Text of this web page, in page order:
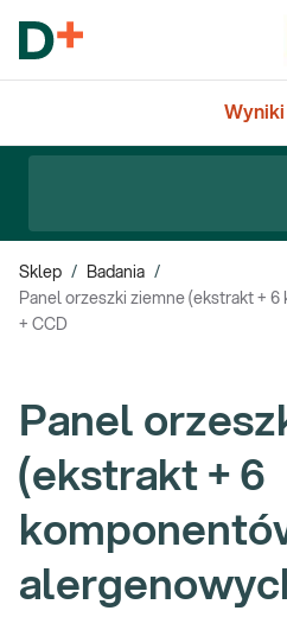
Wyniki
Sklep / Badania /
Panel orzeszki ziemne (ekstrakt +
+ CCD
Panel
(ekstrakt + 6